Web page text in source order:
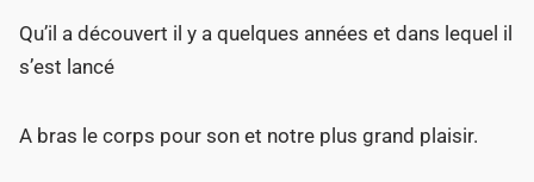
Qu’il a découvert il y a quelques années et dans lequel il
s’est lancé
A bras le corps pour son et notre plus grand plaisir.